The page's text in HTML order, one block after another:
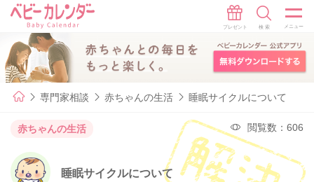
専門家相談 赤ちゃんの生活 睡眠サイクルについて
赤ちゃんの生活 閲覧数：606
睡眠サイクルについて